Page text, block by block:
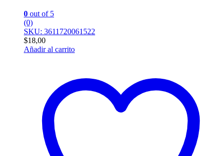
0 out of 5
(0)
SKU: 3611720061522
$18,00
Añadir al carrito